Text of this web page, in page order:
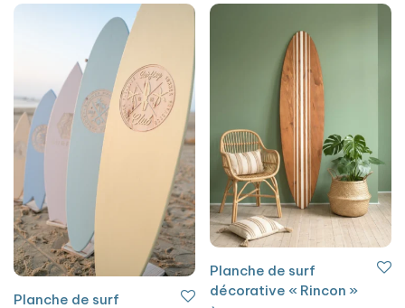
Planche de surf
Planche de surf
décorative « Rincon »